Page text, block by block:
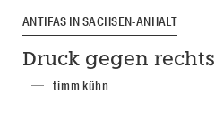
ANTIFAS IN SACHSEN-ANHALT
Druck gegen rechts
timm kühn